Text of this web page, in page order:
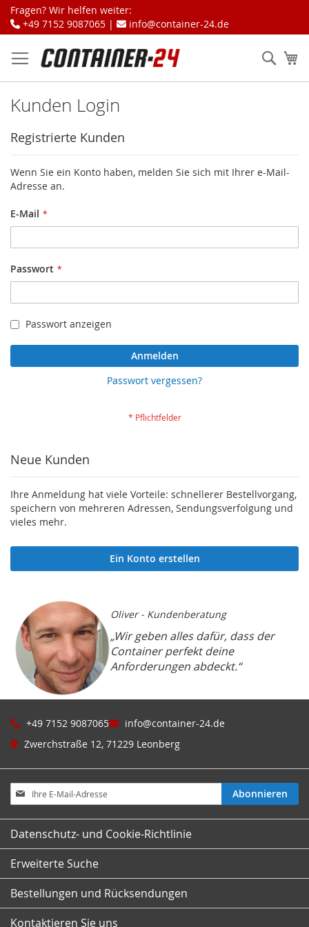
Zum
Inhalt
springen
Fragen? Wir helfen weiter:
+49 7152 9087065 |
info@container-24.de
Kunden Login
Registrierte Kunden
Wenn Sie ein Konto haben, melden Sie sich mit Ihrer e-Mail-
Adresse an.
E-Mail
Passwort
Passwort anzeigen
Anmelden
Passwort vergessen?
Neue Kunden
Ihre Anmeldung hat viele Vorteile: schnellerer Bestellvorgang,
speichern von mehreren Adressen, Sendungsverfolgung und
vieles mehr.
Ein Konto erstellen
Oliver - Kundenberatung
„Wir geben alles dafür, dass der
Container perfekt deine
Anforderungen abdeckt.“
+49 7152 9087065
info@container-24.de
Zwerchstraße 12, 71229 Leonberg
Melden
Sie
sich
für
Newsletter
an:
Abonnieren
Datenschutz- und Cookie-Richtlinie
Erweiterte Suche
Bestellungen und Rücksendungen
Kontaktieren Sie uns